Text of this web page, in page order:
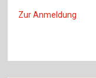
Zur Anmeldung